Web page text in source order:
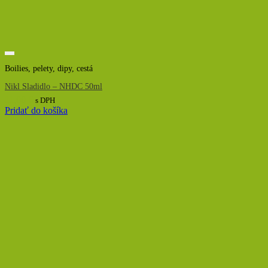
Boilies, pelety, dipy, cestá
Nikl Sladidlo – NHDC 50ml
s DPH
Pridať do košíka